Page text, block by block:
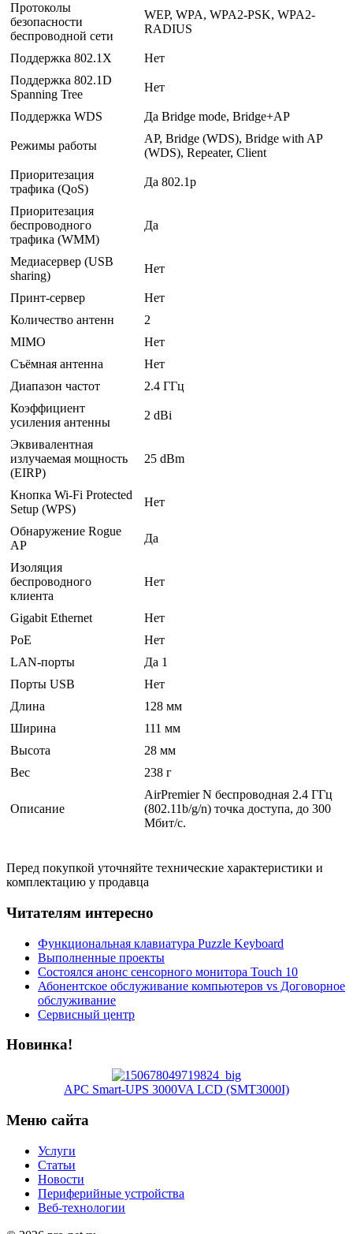
Протоколы
безопасности
беспроводной сети
WEP, WPA, WPA2-PSK, WPA2-
RADIUS
Поддержка 802.1X
Нет
Поддержка 802.1D
Spanning Tree
Нет
Поддержка WDS Да Bridge mode, Bridge+AP
Режимы работы
AP, Bridge (WDS), Bridge with AP
(WDS), Repeater, Client
Приоритезация
трафика (QoS)
Да 802.1p
Приоритезация
беспроводного
трафика (WMM)
Да
Медиасервер (USB
sharing)
Нет
Принт-сервер
Нет
Количество антенн
2
MIMO
Нет
Съёмная антенна
Нет
Диапазон частот
2.4 ГГц
Коэффициент
усиления антенны
2 dBi
Эквивалентная
излучаемая мощность
(EIRP)
25 dBm
Кнопка Wi-Fi Protected
Setup (WPS)
Нет
Обнаружение Rogue
AP
Да
Изоляция
беспроводного
клиента
Нет
Gigabit Ethernet
Нет
PoE
Нет
LAN-порты
Да 1
Порты USB
Нет
Длина
128 мм
Ширина
111 мм
Высота
28 мм
Вес
238 г
Описание
AirPremier N беспроводная 2.4 ГГц
(802.11b/g/n) точка доступа, до 300
Мбит/с.
Перед покупкой уточняйте технические характеристики и
комплектацию у продавца
Читателям интересно
Функциональная клавиатура Puzzle Keyboard
Выполненные проекты
Состоялся анонс сенсорного монитора Touch 10
Абонентское обслуживание компьютеров vs Договорное
обслуживание
Сервисный центр
Новинка!
APC Smart-UPS 3000VA LCD (SMT3000I)
Меню сайта
Услуги
Статьи
Новости
Периферийные устройства
Веб-технологии